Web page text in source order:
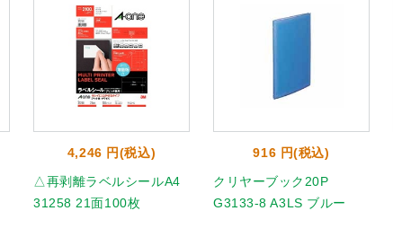
4,246 円(税込)
△再剥離ラベルシールA4
31258 21面100枚
916 円(税込)
クリヤーブック20P
G3133-8 A3LS ブルー